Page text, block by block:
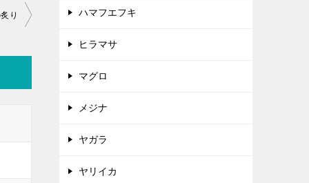
り ハマフエフキ
ヒラマサ
マグロ
メジナ
ヤガラ
ヤリイカ